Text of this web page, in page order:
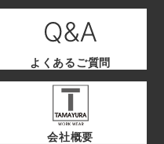
よくあるご質問
会社概要